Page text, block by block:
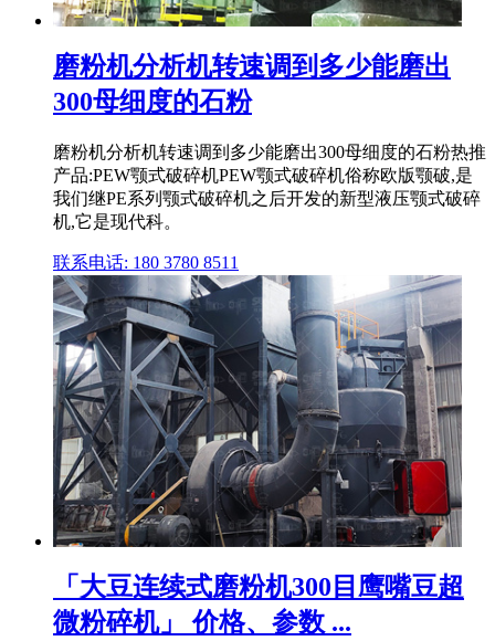
磨粉机分析机转速调到多少能磨出
300母细度的石粉
磨粉机分析机转速调到多少能磨出300母细度的石粉热推
产品:PEW颚式破碎机PEW颚式破碎机俗称欧版颚破,是
我们继PE系列颚式破碎机之后开发的新型液压颚式破碎
机,它是现代科。
联系电话: 180 3780 8511
「大豆连续式磨粉机300目鹰嘴豆超
微粉碎机」 价格、参数 ...